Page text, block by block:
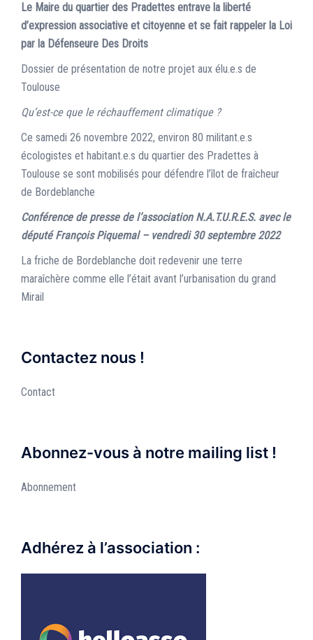
Le Maire du quartier des Pradettes entrave la liberté
d’expression associative et citoyenne et se fait rappeler la Loi
par la Défenseure Des Droits
Dossier de présentation de notre projet aux élu.e.s de
Toulouse
Qu’est-ce que le réchauffement climatique ?
Ce samedi 26 novembre 2022, environ 80 militant.e.s
écologistes et habitant.e.s du quartier des Pradettes à
Toulouse se sont mobilisés pour défendre l’îlot de fraîcheur
de Bordeblanche
Conférence de presse de l’association N.A.T.U.R.E.S. avec le
député François Piquemal – vendredi 30 septembre 2022
La friche de Bordeblanche doit redevenir une terre
maraîchère comme elle l’était avant l’urbanisation du grand
Mirail
Contactez nous !
Contact
Abonnez-vous à notre mailing list !
Abonnement
Adhérez à l’association :